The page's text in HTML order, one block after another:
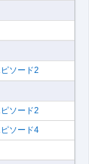
ソード2
ソード2
ソード4